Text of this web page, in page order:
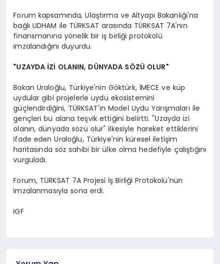
Forum kapsamında, Ulaştırma ve Altyapı Bakanlığı'na
bağlı UDHAM ile TÜRKSAT arasında TÜRKSAT 7A'nın
finansmanına yönelik bir iş birliği protokolü
imzalandığını duyurdu.
"UZAYDA İZİ OLANIN, DÜNYADA SÖZÜ OLUR"
Bakan Uraloğlu, Türkiye'nin Göktürk, İMECE ve küp
uydular gibi projelerle uydu ekosistemini
güçlendirdiğini, TÜRKSAT'ın Model Uydu Yarışmaları ile
gençleri bu alana teşvik ettiğini belirtti. "Uzayda izi
olanın, dünyada sözü olur" ilkesiyle hareket ettiklerini
ifade eden Uraloğlu, Türkiye'nin küresel iletişim
haritasında söz sahibi bir ülke olma hedefiyle çalıştığını
vurguladı.
Forum, TÜRKSAT 7A Projesi İş Birliği Protokolü'nün
imzalanmasıyla sona erdi.
IGF